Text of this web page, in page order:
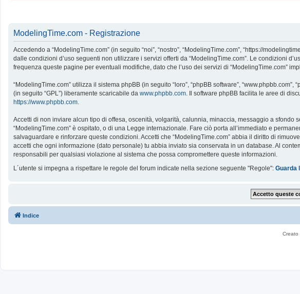
ModelingTime.com - Registrazione
Accedendo a “ModelingTime.com” (in seguito “noi”, “nostro”, “ModelingTime.com”, “https://
dalle condizioni d’uso seguenti non utilizzare i servizi offerti da “ModelingTime.com”. Le condizioni
frequenza queste pagine per eventuali modifiche, dato che l’uso dei servizi di “ModelingTime.com”
“ModelingTime.com” utilizza il sistema phpBB (in seguito “loro”, “phpBB software”,
(in seguito “GPL”) liberamente scaricabile da www.phpbb.com . Il software phpBB facilita le aree di
https://www.phpbb.com
Accetti di non inviare alcun tipo di offesa, oscenità, volgarità, calunnia, minaccia, messaggio a
“ModelingTime.com” è ospitato, o di una Legge internazionale. Fare ciò porta all’immediato e
salvaguardare e rinforzare queste condizioni. Accetti che “ModelingTime.com” abbia il diritto di
accetti che ogni informazione (dato personale) tu abbia inviato sia conservata in un database. Al
responsabili per qualsiasi violazione al sistema che possa compromettere queste informazioni.
L´utente si impegna a rispettare le regole del forum indicate nella sezione seguente "Regole": Guarda
Indice
Creato